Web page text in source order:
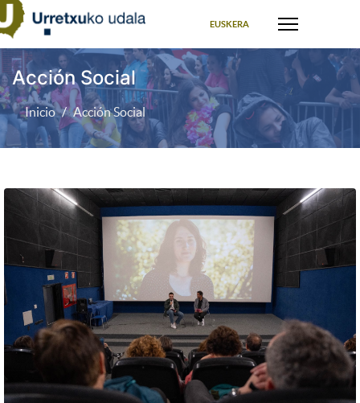
EUSKERA
Acción Social
Inicio Acción Social